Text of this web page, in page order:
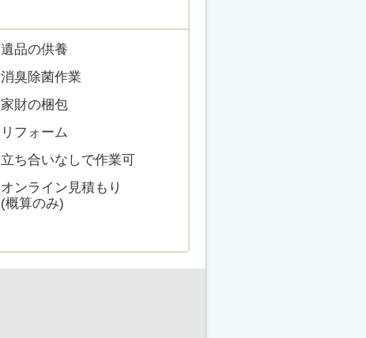
遺品の供養
消臭除菌作業
家財の梱包
リフォーム
立ち合いなしで作業可
オンライン見積もり
(概算のみ)